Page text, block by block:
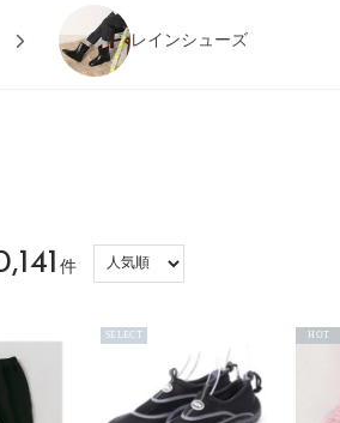
レインシューズ
件
SELECT HOT